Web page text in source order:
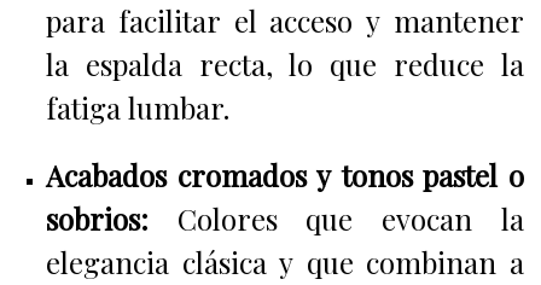
para facilitar el acceso y mantener
la espalda recta, lo que reduce la
fatiga lumbar.
Acabados cromados y tonos pastel o
sobrios: Colores que evocan la
elegancia clásica y que combinan a